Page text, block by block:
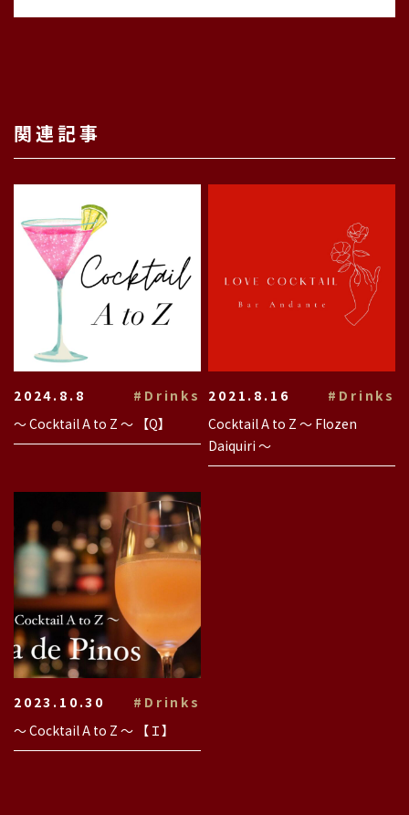
関連記事
2024.8.8
#Drinks
〜 Cocktail A to Z 〜 【Q】
2021.8.16
#Drinks
Cocktail A to Z 〜 Flozen
Daiquiri 〜
2023.10.30
#Drinks
〜 Cocktail A to Z 〜 【Ｉ】